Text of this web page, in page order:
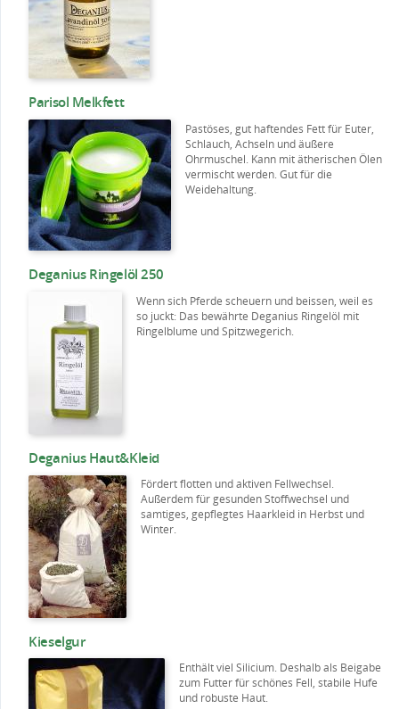
Parisol Melkfett
Pastöses, gut haftendes Fett für Euter,
Schlauch, Achseln und äußere
Ohrmuschel. Kann mit ätherischen Ölen
vermischt werden. Gut für die
Weidehaltung.
Deganius Ringelöl 250
Wenn sich Pferde scheuern und beissen, weil es
so juckt: Das bewährte Deganius Ringelöl mit
Ringelblume und Spitzwegerich.
Deganius Haut&Kleid
Fördert flotten und aktiven Fellwechsel.
Außerdem für gesunden Stoffwechsel und
samtiges, gepflegtes Haarkleid in Herbst und
Winter.
Kieselgur
Enthält viel Silicium. Deshalb als Beigabe
zum Futter für schönes Fell, stabile Hufe
und robuste Haut.